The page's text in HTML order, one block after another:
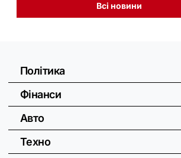
Всі новини
Політика
Фінанси
Авто
Техно